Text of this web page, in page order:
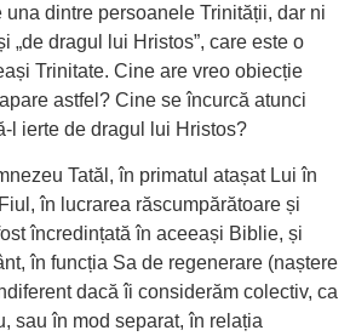
una dintre persoanele Trinității, dar ni
„de dragul lui Hristos”, care este o
Trinitate. Cine are vreo obiecție
astfel? Cine se încurcă atunci
l ierte de dragul lui Hristos?
Tatăl, în primatul atașat Lui în
în lucrarea răscumpărătoare și
încredințată în aceeași Biblie, și
în funcția Sa de regenerare (naștere
dacă îi considerăm colectiv, ca
sau în mod separat, în relația